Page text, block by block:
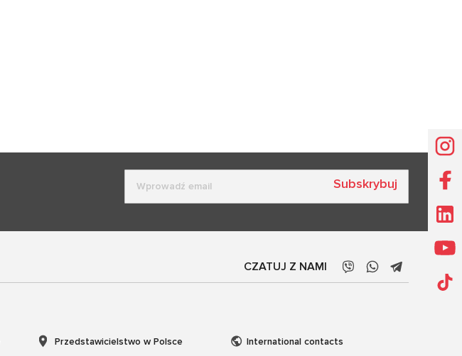
Subskrybuj
CZATUJ Z NAMI
Przedstawicielstwo w Polsce
International contacts